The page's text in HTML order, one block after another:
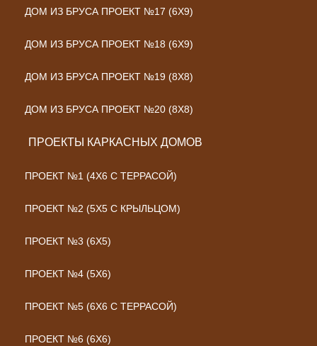
ДОМ ИЗ БРУСА ПРОЕКТ №17 (6Х9)
ДОМ ИЗ БРУСА ПРОЕКТ №18 (6Х9)
ДОМ ИЗ БРУСА ПРОЕКТ №19 (8Х8)
ДОМ ИЗ БРУСА ПРОЕКТ №20 (8Х8)
ПРОЕКТЫ КАРКАСНЫХ ДОМОВ
ПРОЕКТ №1 (4Х6 С ТЕРРАСОЙ)
ПРОЕКТ №2 (5Х5 С КРЫЛЬЦОМ)
ПРОЕКТ №3 (6Х5)
ПРОЕКТ №4 (5Х6)
ПРОЕКТ №5 (6Х6 С ТЕРРАСОЙ)
ПРОЕКТ №6 (6Х6)